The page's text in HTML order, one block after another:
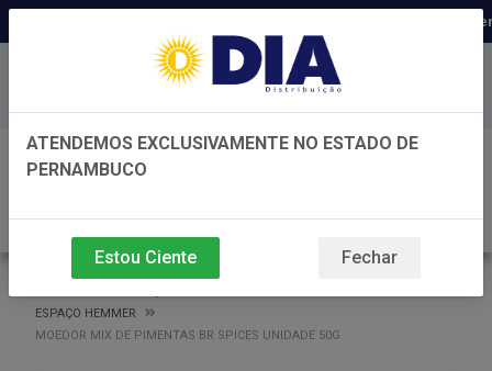
Distribuidora há 22 anos em
Baixe já nosso APP
ESPAÇO HEMMER
MOEDOR MIX DE PIMENTAS BR SPICES UNIDADE 50G
ATENDEMOS EXCLUSIVAMENTE NO ESTADO DE
PERNAMBUCO
Estou Ciente Fechar